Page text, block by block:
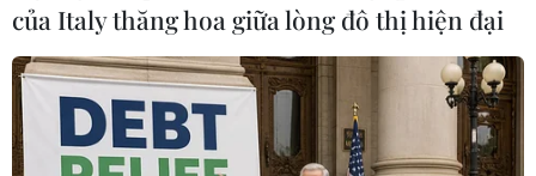
(TTXVN/Vietnam+)
của Italy thăng hoa giữa lòng đô thị hiện đại